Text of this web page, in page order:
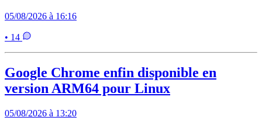
05/08/2026 à 16:16
• 14
Google Chrome enfin disponible en
version ARM64 pour Linux
05/08/2026 à 13:20